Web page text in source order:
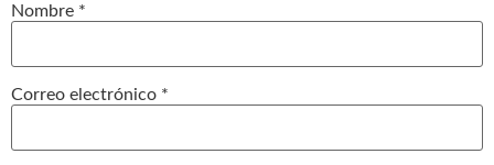
Nombre *
Correo electrónico *